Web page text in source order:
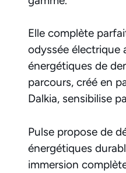
Elle complète
odyssée électrique
énergétiques de
parcours, créé en
Dalkia, sensibilise
Pulse propose de
énergétiques
immersion